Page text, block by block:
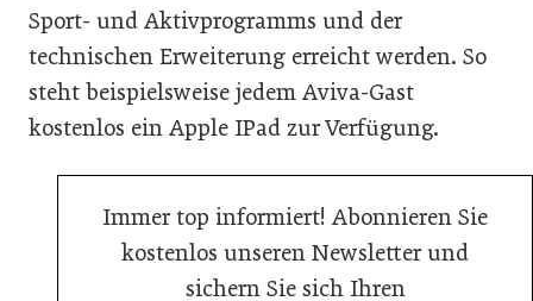
Sport- und Aktivprogramms und der
technischen Erweiterung erreicht werden. So
steht beispielsweise jedem Aviva-Gast
kostenlos ein Apple IPad zur Verfügung.
Immer top informiert! Abonnieren Sie
kostenlos unseren Newsletter und
sichern Sie sich Ihren